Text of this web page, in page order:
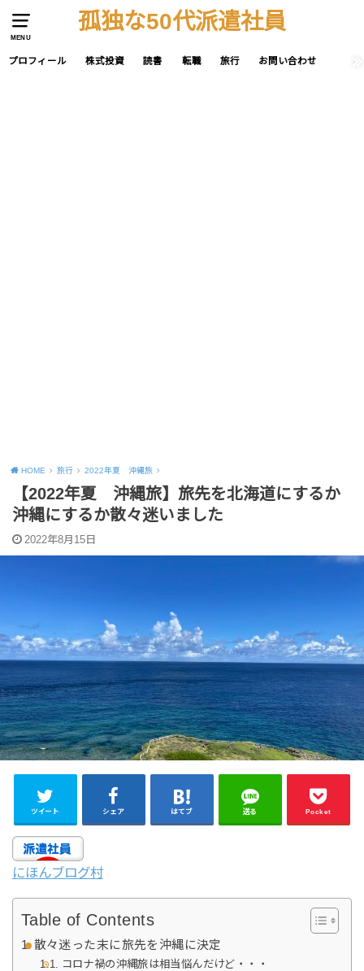
MENU
孤独な50代派遣社員
プロフィール 株式投資 読書 転職 旅行 お問い合わせ
HOME 旅行 2022年夏 沖縄旅
【2022年夏 沖縄旅】旅先を北海道にするか
沖縄にするか散々迷いました
2022年8月15日
ツイート シェア はてブ 送る Pocket
にほんブログ村
Table of Contents
散々迷った末に旅先を沖縄に決定
コロナ禍の沖縄旅は相当悩んだけど・・・